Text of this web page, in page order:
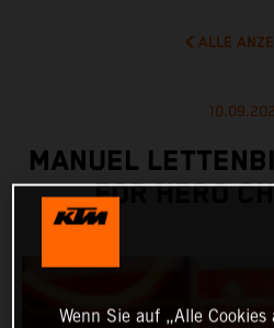
ALLE
MANUEL
FOR HERO
Wenn Sie auf „Alle